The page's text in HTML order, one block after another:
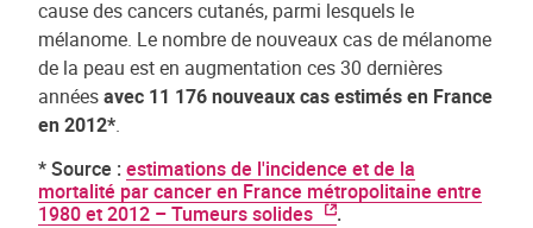
cause des cancers cutanés, parmi lesquels le
mélanome. Le nombre de nouveaux cas de mélanome
de la peau est en augmentation ces 30 dernières
annéesavec 11 176 nouveaux cas estimés en France
en 2012*.
* Source : estimations de l'incidence et de la
mortalité par cancer en France métropolitaine entre
1980 et 2012 – Tumeurs solides
.